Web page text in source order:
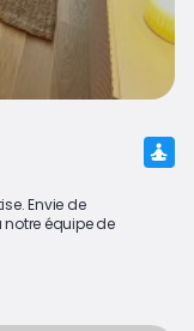
Envie de
notre équipe de